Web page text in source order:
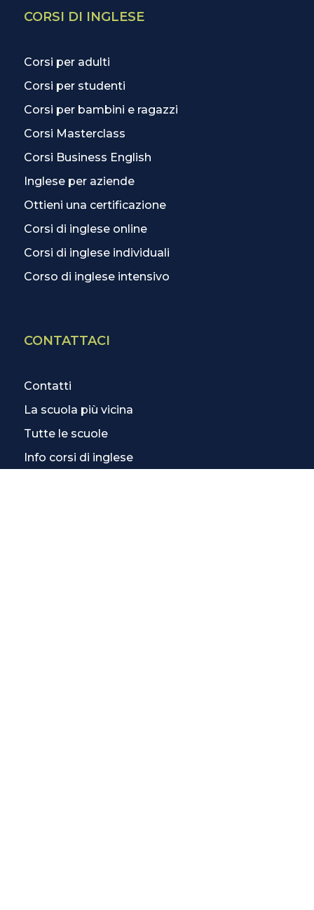
CORSI DI INGLESE
Corsi per adulti
Corsi per studenti
Corsi per bambini e ragazzi
Corsi Masterclass
Corsi Business English
Inglese per aziende
Ottieni una certificazione
Corsi di inglese online
Corsi di inglese individuali
Corso di inglese intensivo
CONTATTACI
Contatti
La scuola più vicina
Tutte le scuole
Info corsi di inglese